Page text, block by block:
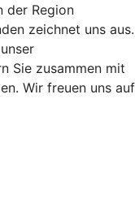
der Region
zeichnet uns aus.
Sie zusammen mit
Wir freuen uns auf